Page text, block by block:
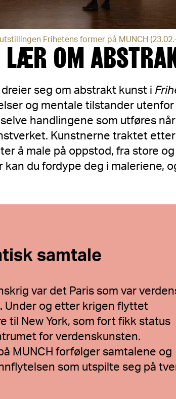
Frihetens former på MUNCH
OM
seg om abstrakt kunst i
og mentale tilstander
handlingene som utføres
Kunstnerne traktet
å male på oppstod, fra store
kan du fordype deg i maleriene,
samtale
var det Paris som var
Under og etter krigen flyttet
til New York, som fort fikk status
for verdenskunsten.
MUNCH forfølger samtalene og
som utspilte seg på